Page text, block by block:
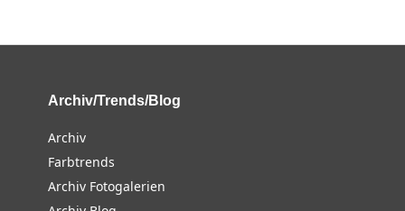
Archiv/Trends/Blog
Archiv
Farbtrends
Archiv Fotogalerien